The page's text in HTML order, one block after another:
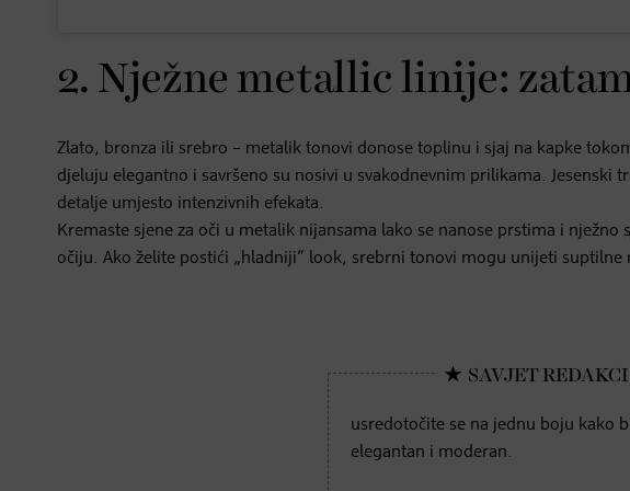
2. Nježne metallic linije:
Zlato, bronza ili srebro – metalik tonovi donose toplinu i sjaj na kapke
djeluju elegantno i savršeno su nosivi u svakodnevnim prilikama. Jesenski
detalje umjesto intenzivnih efekata.
Kremaste sjene za oči u metalik nijansama lako se nanose prstima i
očiju. Ako želite postići „hladniji“ look, srebrni tonovi mogu unijeti suptilne
usredotočite se na jednu boju kako
elegantan i moderan.